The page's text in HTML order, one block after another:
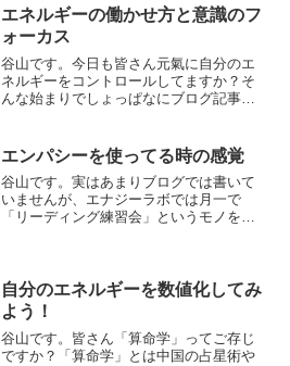
モートワークなどでお家から出る機会が
減っている方が増えています...
エネルギーの働かせ方と意識のフ
ォーカス
谷山です。今日も皆さん元氣に自分のエ
ネルギーをコントロールしてますか？そ
んな始まりでしょっぱなにブログ記事を
なんて人は滅多にいない訳で、いたとし
てもその人はなかなかの変...
エンパシーを使ってる時の感覚
谷山です。実はあまりブログでは書いて
いませんが、エナジーラボでは月一で
「リーディング練習会」というモノを行
が・・・・そんな練習会です...
自分のエネルギーを数値化してみ
よう！
谷山です。皆さん「算命学」ってご存じ
ですか？「算命学」とは中国の占星術や